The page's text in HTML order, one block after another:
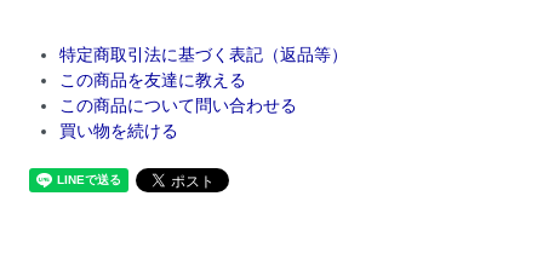
特定商取引法に基づく表記（返品等）
この商品を友達に教える
この商品について問い合わせる
買い物を続ける